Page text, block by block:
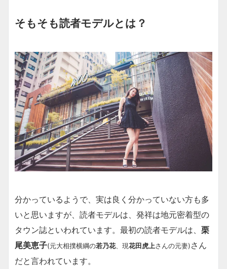
そもそも読者モデルとは？
分かっているようで、実は良く分かっていない方も多
いと思いますが、読者モデルは、発祥は地元密着型の
タウン誌といわれています。最初の読者モデルは、 栗
尾美恵子(元大相撲横綱の若乃花、現花田虎上さんの元妻)さん
だと言われています。